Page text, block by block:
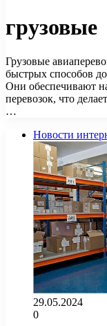
грузовые
Грузовые
быстрых способов
Они обеспечивают
перевозок, что
…
Новости
29.05.2024
0